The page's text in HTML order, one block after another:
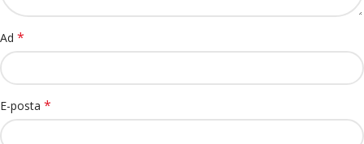
Ad *
E-posta *